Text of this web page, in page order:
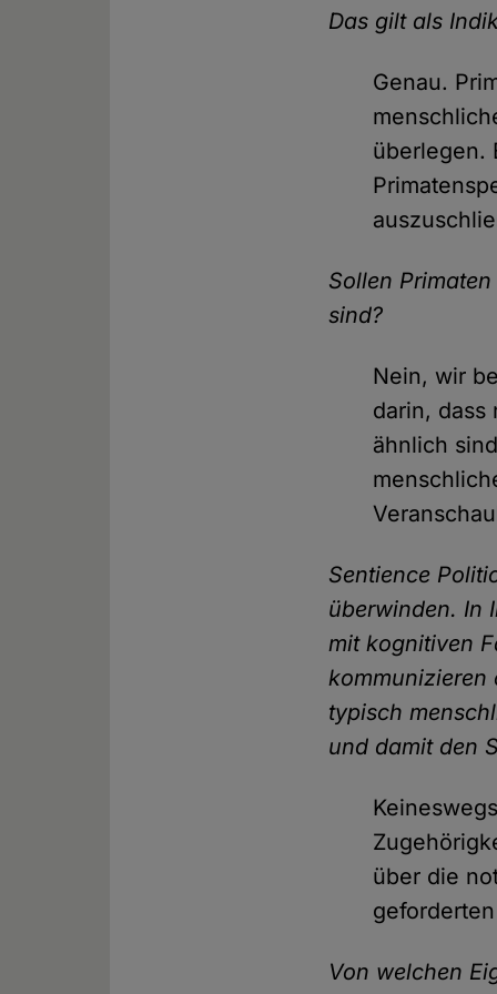
Das gilt als
Genau.
überlegen.
Sollen
sind?
Nein, wir
darin, dass
ähnlich
Sentience
überwinden. In
mit kognitiven
kommunizieren
typisch
und damit den
über die
Von welchen